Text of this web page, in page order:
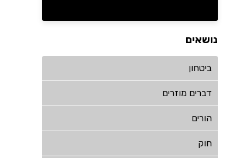
נושאים
ביטחון
דברים מוזרים
הורים
חוק